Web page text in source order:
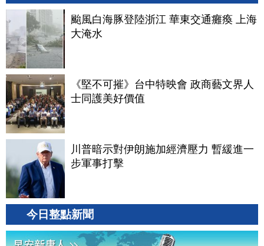
颱風白海豚登陸浙江 華東交通癱瘓 上海
大淹水
《堅不可摧》台中特映會 政商藝文界人
士同護美好價值
川普暗示對伊朗施加經濟壓力 暫緩進一
步軍事打擊
今日整點新聞